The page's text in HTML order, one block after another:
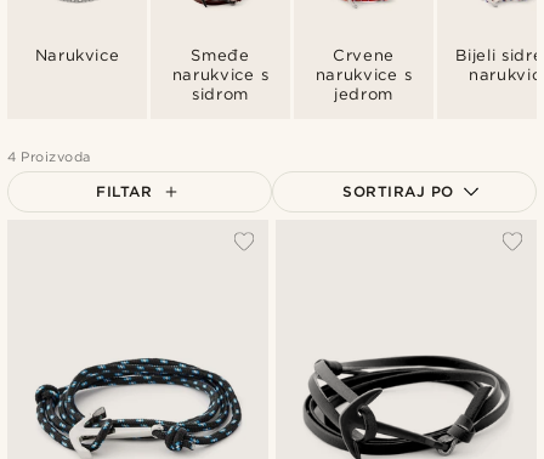
Narukvice
Smeđe
narukvice s
sidrom
Crvene
narukvice s
jedrom
Bijeli
narukvici
4 Proizvoda
FILTAR SORTIRAJ PO